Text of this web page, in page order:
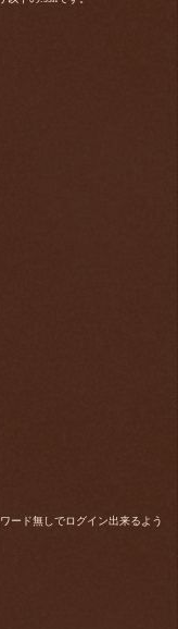
ード無しでログイン出来るよう